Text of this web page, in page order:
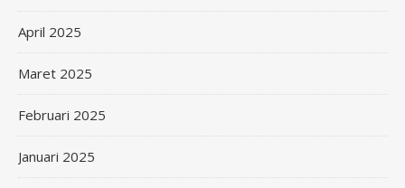
April 2025
Maret 2025
Februari 2025
Januari 2025